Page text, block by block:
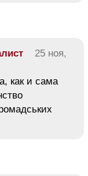
25 ноя,
как и сама